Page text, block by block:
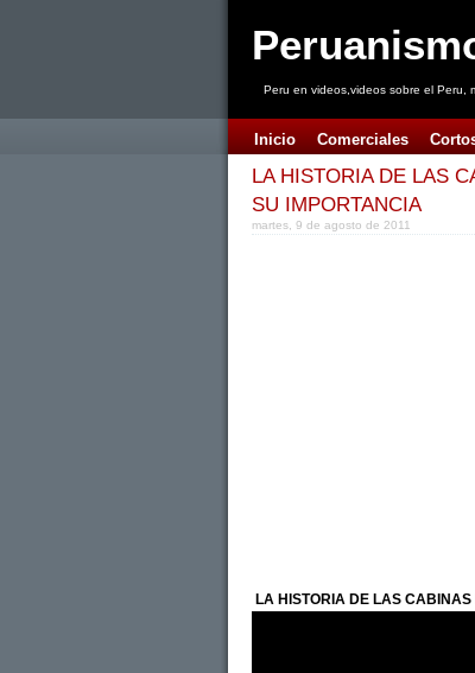
Peru en videos,videos sobre el Peru,
Inicio Comerciales
LA HISTORIA DE LAS
SU IMPORTANCIA
martes, 9 de agosto de 2011
LA HISTORIA DE LAS